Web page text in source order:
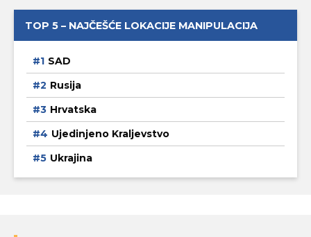
TOP 5 – NAJČEŠĆE LOKACIJE MANIPULACIJA
SAD
Rusija
Hrvatska
Ujedinjeno Kraljevstvo
Ukrajina